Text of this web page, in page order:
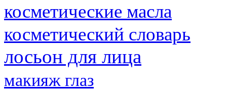
косметические масла
косметический словарь
лосьон для лица
макияж глаз